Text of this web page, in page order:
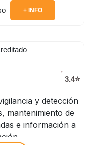
+ INFO
3.4⭐
y detección
mantenimiento de
e información a